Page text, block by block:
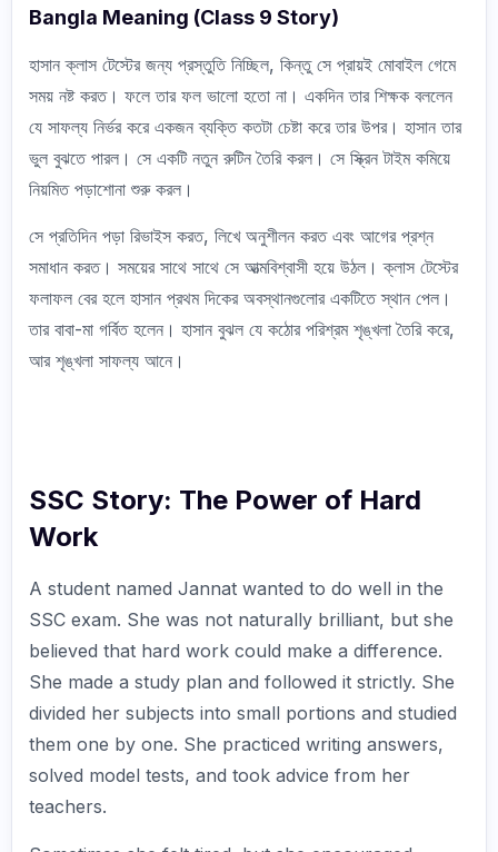
Bangla Meaning (Class 9 Story)
হাসান ক্লাস টেস্টের জন্য প্রস্তুতি নিচ্ছিল, কিন্তু সে প্রায়ই মোবাইল গেমে
সময় নষ্ট করত। ফলে তার ফল ভালো হতো না। একদিন তার শিক্ষক বললেন
যে সাফল্য নির্ভর করে একজন ব্যক্তি কতটা চেষ্টা করে তার উপর। হাসান তার
ভুল বুঝতে পারল। সে একটি নতুন রুটিন তৈরি করল। সে স্ক্রিন টাইম কমিয়ে
নিয়মিত পড়াশোনা শুরু করল।
সে প্রতিদিন পড়া রিভাইস করত, লিখে অনুশীলন করত এবং আগের প্রশ্ন
সমাধান করত। সময়ের সাথে সাথে সে আত্মবিশ্বাসী হয়ে উঠল। ক্লাস টেস্টের
ফলাফল বের হলে হাসান প্রথম দিকের অবস্থানগুলোর একটিতে স্থান পেল।
তার বাবা-মা গর্বিত হলেন। হাসান বুঝল যে কঠোর পরিশ্রম শৃঙ্খলা তৈরি করে,
আর শৃঙ্খলা সাফল্য আনে।
SSC Story: The Power of Hard
Work
A student named Jannat wanted to do well in the
SSC exam. She was not naturally brilliant, but she
believed that hard work could make a difference.
She made a study plan and followed it strictly. She
divided her subjects into small portions and studied
them one by one. She practiced writing answers,
solved model tests, and took advice from her
teachers.